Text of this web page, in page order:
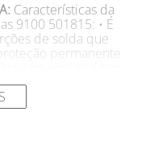
Características da
9100 501815: • É
de solda que
permanente
UV e IV (IR),
ou desligado; •
tonalidade no modo